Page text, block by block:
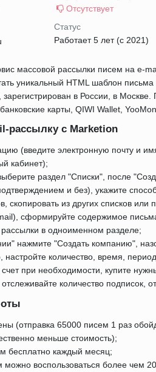
Отсутствует
Статус
Работает 5 лет (с 2021)
массовой рассылки писем на e-
уникальный HTML шаблон
зарегистрирован в России, в
карты, QIWI Wallet,
рассылку с Marketion
(введите электронную почту и
кабинет);
раздел "Списки", после
и без), укажите
скопировать из других списков
сформируйте содержимое
в одноименном разделе;
нажмите "Создать компанию",
настройте количество, время,
при необходимости, купите
количество подписок,
(отправка 65000 писем 1 раз
меньше стоимость);
бесплатно каждый месяц;
можно воспользоваться более чем